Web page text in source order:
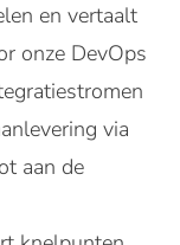
en vertaalt
onze DevOps
via
aan de